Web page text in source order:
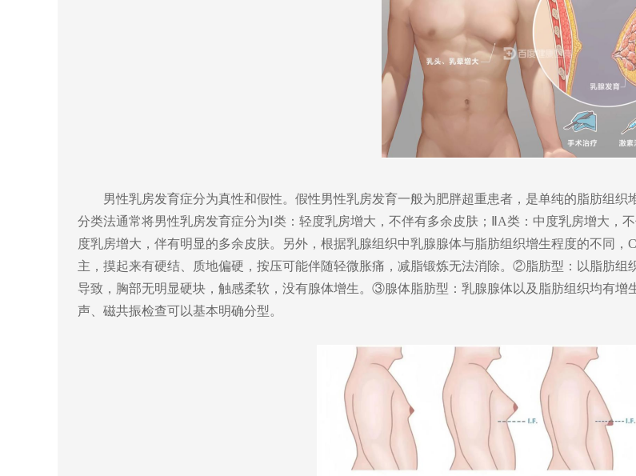
男性乳房发育症分为真性和假性。 假性男性乳房发育一般为肥胖超重患者，是单纯的脂肪组织
分类法通常将男性乳房发育症分为 类：轻度乳房增大，不伴有多余皮肤； A类：中度乳房增大，
度乳房增大，伴有明显的多余皮肤。另外，根据乳腺组织中乳腺腺体与脂肪组织增生程度的不同，
主 ， 摸起来有硬结、质地偏硬，按压可能伴随轻微胀痛，减脂锻炼无法消除。 ②脂肪型：以脂肪组
导致，胸部无明显硬块，触感柔软，没有腺体增生。 ③腺体脂肪型：乳腺腺体以及脂肪组织均有增
声、磁共振检查可以基本明确分型。